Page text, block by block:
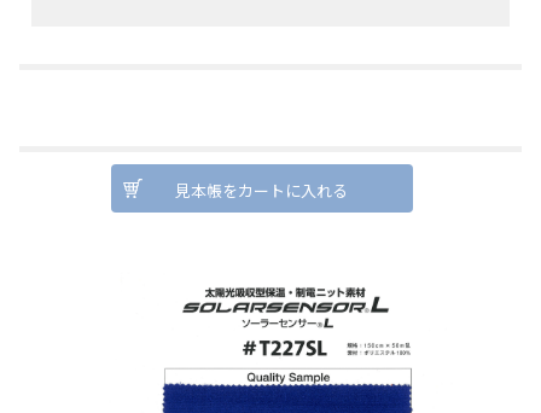
見本帳をカートに入れる